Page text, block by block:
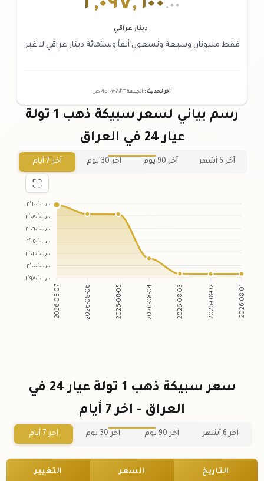
٢,٠٩٧,٦٠٠ .٠٠
دينار عراقي
فقط مليونان وسبعة وتسعون ألفاً وستمائة دينار عراقي لا غير
آخر تحديث : الجمعة ٠٧ /٠٨/٢٠٢٦ - ٠٩:٠٥ ص
رسم بياني لسعر سبيكة ذهب 1 تولة
عيار 24 في العراق
آخر 6 أشهر آخر 90 يوم آخر 30 يوم آخر 7 أيام
٢٬١٠٠٬٠٠٠٫٠٠
٢٬٠٨٠٬٠٠٠٫٠٠
٢٬٠٦٠٬٠٠٠٫٠٠
٢٬٠٤٠٬٠٠٠٫٠٠
٢٬٠٢٠٬٠٠٠٫٠٠
٢٬٠٠٠٬٠٠٠٫٠٠
١٬٩٨٠٬٠٠٠٫٠٠
2026-08-07 2026-08-06 2026-08-05 2026-08-04 2026-08-03 2026-08-02 2026-08-01
سعر سبيكة ذهب 1 تولة عيار 24 في
العراق - اخر 7 أيام
آخر 6 أشهر آخر 90 يوم آخر 30 يوم آخر 7 أيام
التاريخ السعر التغيير